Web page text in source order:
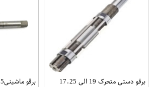
برقو دستی متحرک 19 الی 17.25 برقو ماشینی14.5